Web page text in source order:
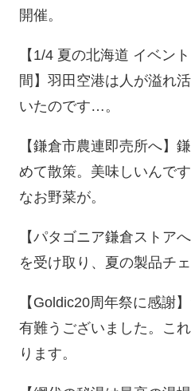
開催。
【1/4 夏の北海道 イベン
間】羽田空港は人が溢れ
いたのです…。
【鎌倉市農連即売所へ】
めて散策。美味しいんで
なお野菜が。
【パタゴニア鎌倉ストア
を受け取り、夏の製品チェ
【Goldic20周年祭に感謝
有難うございました。こ
ります。